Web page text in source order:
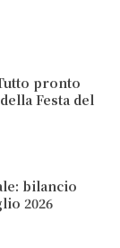
pronto
Festa del
bilancio
2026